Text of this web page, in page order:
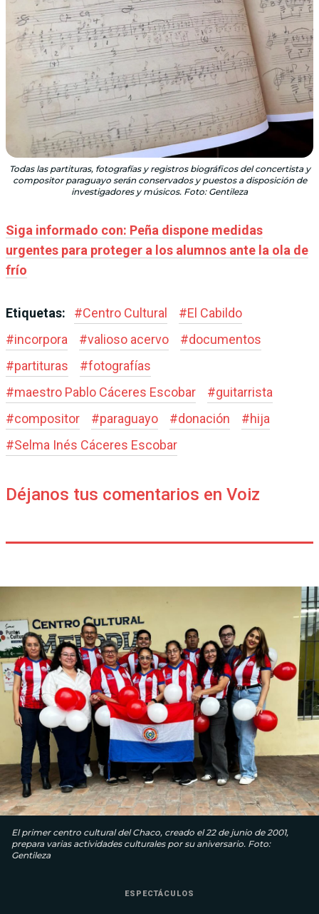
Todas las partituras, fotografías y registros biográficos del concertista y
compositor paraguayo serán conservados y puestos a disposición de
investigadores y músicos. Foto: Gentileza
Siga informado con: Peña dispone medidas
urgentes para proteger a los alumnos ante la ola de
frío
Etiquetas: #Centro Cultural #El Cabildo
#incorpora #valioso acervo #documentos
#partituras #fotografías
#maestro Pablo Cáceres Escobar #guitarrista
#compositor #paraguayo #donación #hija
#Selma Inés Cáceres Escobar
Déjanos tus comentarios en Voiz
El primer centro cultural del Chaco, creado el 22 de junio de 2001,
prepara varias actividades culturales por su aniversario. Foto:
Gentileza
ESPECTÁCULOS